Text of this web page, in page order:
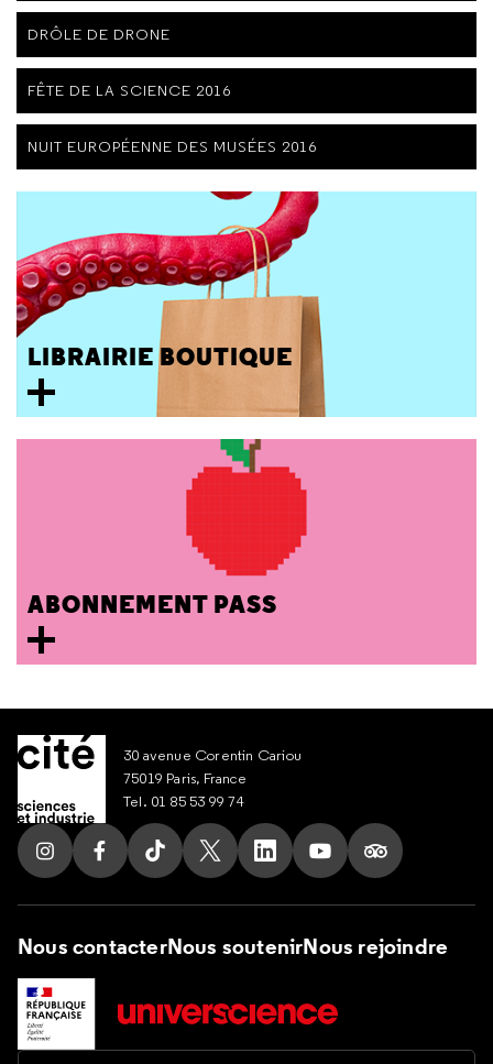
DRÔLE DE DRONE
FÊTE DE LA SCIENCE 2016
NUIT EUROPÉENNE DES MUSÉES 2016
LIBRAIRIE BOUTIQUE
ABONNEMENT PASS
30 avenue Corentin Cariou
75019 Paris, France
Tel. 01 85 53 99 74
Suivez nous sur Instagram
Suivez nous sur Facebook
Suivez nous sur Tik Tok
Suivez nous sur X
Suivez nous sur LinkedIn
Suivez nous sur
Suivez nous
Nous contacterNous soutenirNous rejoindre